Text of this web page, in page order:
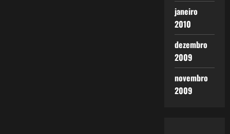
janeiro
2010
dezembro
2009
novembro
2009